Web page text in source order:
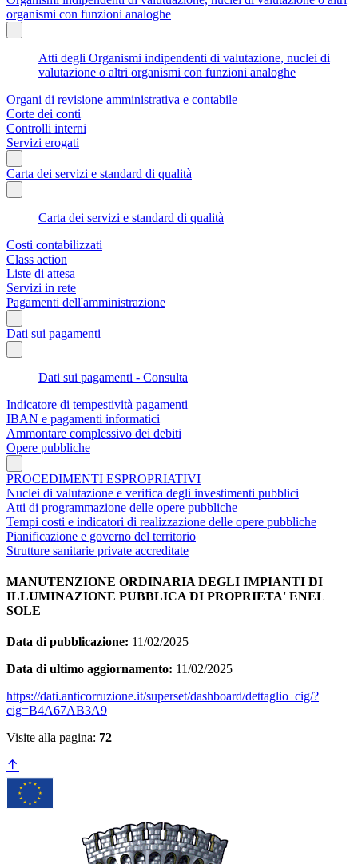
organismi con funzioni analoghe
Atti degli Organismi indipendenti di valutazione, nuclei di
valutazione o altri organismi con funzioni analoghe
Organi di revisione amministrativa e contabile
Corte dei conti
Controlli interni
Servizi erogati
Carta dei servizi e standard di qualità
Carta dei servizi e standard di qualità
Costi contabilizzati
Class action
Liste di attesa
Servizi in rete
Pagamenti dell'amministrazione
Dati sui pagamenti
Dati sui pagamenti - Consulta
Indicatore di tempestività pagamenti
IBAN e pagamenti informatici
Ammontare complessivo dei debiti
Opere pubbliche
PROCEDIMENTI ESPROPRIATIVI
Nuclei di valutazione e verifica degli investimenti pubblici
Atti di programmazione delle opere pubbliche
Tempi costi e indicatori di realizzazione delle opere pubbliche
Pianificazione e governo del territorio
Strutture sanitarie private accreditate
MANUTENZIONE ORDINARIA DEGLI IMPIANTI DI
ILLUMINAZIONE PUBBLICA DI PROPRIETA' ENEL
SOLE
Data di pubblicazione: 11/02/2025
Data di ultimo aggiornamento: 11/02/2025
https://dati.anticorruzione.it/superset/dashboard/dettaglio_cig/?
cig=B4A67AB3A9
Visite alla pagina: 72